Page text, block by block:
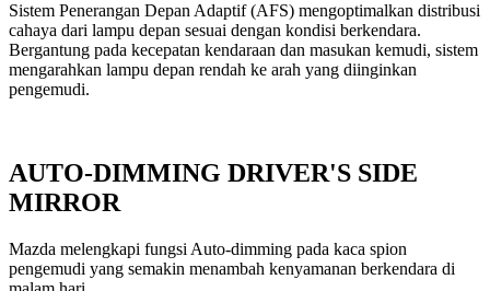
Sistem Penerangan Depan Adaptif (AFS) mengoptimalkan distribusi
cahaya dari lampu depan sesuai dengan kondisi berkendara.
Bergantung pada kecepatan kendaraan dan masukan kemudi, sistem
mengarahkan lampu depan rendah ke arah yang diinginkan
pengemudi.
AUTO-DIMMING DRIVER'S SIDE
MIRROR
Mazda melengkapi fungsi Auto-dimming pada kaca spion
pengemudi yang semakin menambah kenyamanan berkendara di